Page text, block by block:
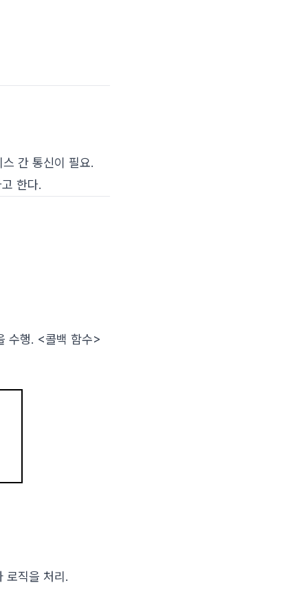
간 통신이 필요.
한다.
수행. <콜백 함수>
로직을 처리.